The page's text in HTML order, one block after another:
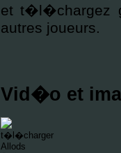
et t�l�chargez
autres joueurs.
Vid�o et